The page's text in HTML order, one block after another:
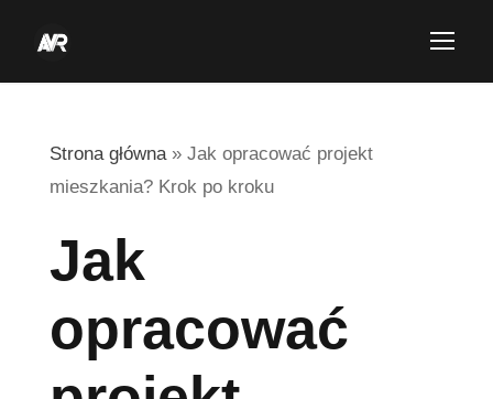
Strona główna» Jak opracować projekt
mieszkania? Krok po kroku
Jak
opracować